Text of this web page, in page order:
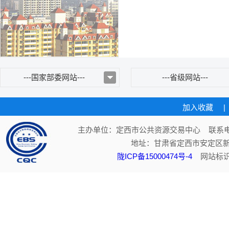
---国家部委网站--- ---省级网站---
加入收藏 |
主办单位：定西市公共资源交易中心 联系
地址：甘肃省定西市安定
陇ICP备15000474号-4 网站标